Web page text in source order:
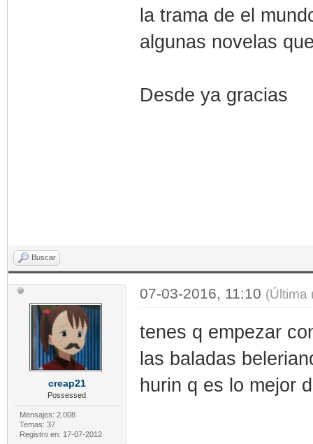
la trama de el
algunas novelas
Desde ya gracias
Buscar
creap21
Possessed
Mensajes: 2.008
Temas: 37
Registro en: 17-07-2012
07-03-2016, 11:10 (Última
tenes q empezar
las baladas
hurin q es lo mejor